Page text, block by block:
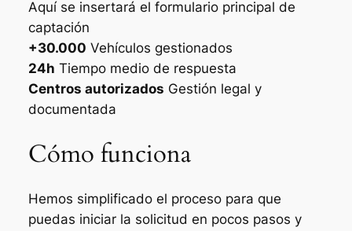
Aquí se insertará el formulario principal de
captación
+30.000 Vehículos gestionados
24h Tiempo medio de respuesta
Centros autorizados Gestión legal y
documentada
Cómo funciona
Hemos simplificado el proceso para que
puedas iniciar la solicitud en pocos pasos y